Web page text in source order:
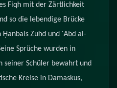
Fiqh mit der Zärtlichkeit
so die lebendige Brücke
Zuhd und ʿAbd al-
Sprüche wurden in
seiner Schüler bewahrt und
Kreise in Damaskus,